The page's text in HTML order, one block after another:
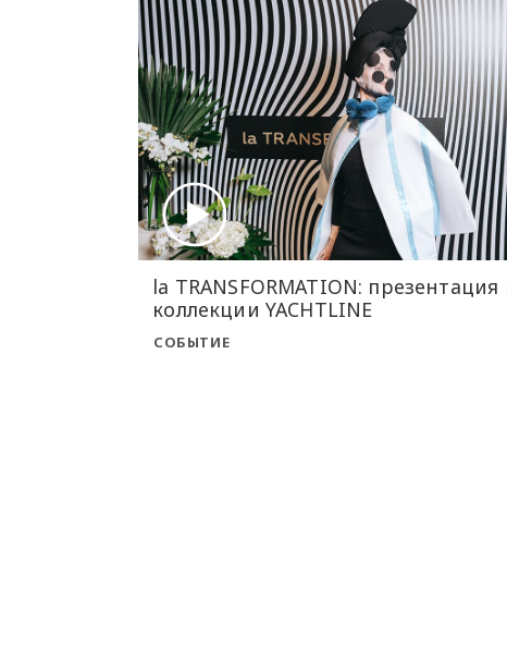
la TRANSFORMATION:
коллекции YACHTLINE
СОБЫТИЕ